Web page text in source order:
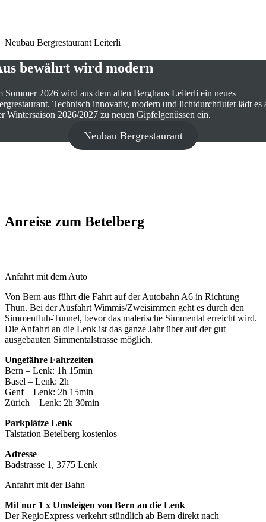
Neubau Bergrestaurant Leiterli
bewährt wird modern
Sommer 2026 wird aus dem alten Berghaus Leiterli ein neues
Technisch innovativ, modern und lichtdurchflutet lädt es
Wintersaison 2026/2027 zu neuen Gipfelgenüssen ein.
Neubau Bergrestaurant
Anreise zum Betelberg
Anfahrt mit dem Auto
Von Bern aus führt die Fahrt auf der Autobahn A6 in Richtung
Thun. Bei der Ausfahrt Wimmis/Zweisimmen geht es durch den
Simmenfluh-Tunnel, bevor das malerische Simmental erreicht wird.
Die Anfahrt an die Lenk ist das ganze Jahr über auf der gut
ausgebauten Simmentalstrasse möglich.
Ungefähre Fahrzeiten
Bern – Lenk: 1h 15min
Basel – Lenk: 2h
Genf – Lenk: 2h 15min
Zürich – Lenk: 2h 30min
Parkplätze Lenk
Talstation Betelberg kostenlos
Adresse
Badstrasse 1, 3775 Lenk
Anfahrt mit der Bahn
Mit nur 1 x Umsteigen von Bern an die Lenk
Der RegioExpress verkehrt stündlich ab Bern direkt nach